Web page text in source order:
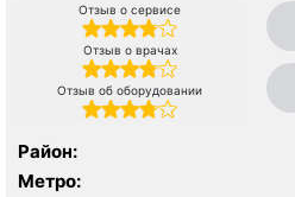
Отзыв о сервисе
Отзыв о врачах
Отзыв об оборудовании
Район:
Метро: